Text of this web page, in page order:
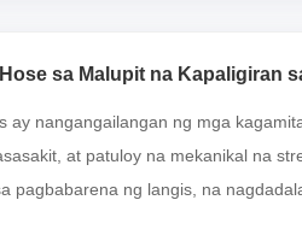
sa Malupit na Kapaligiran
nangangailangan ng mga
at patuloy na mekanikal na
pagbabarena ng langis, na